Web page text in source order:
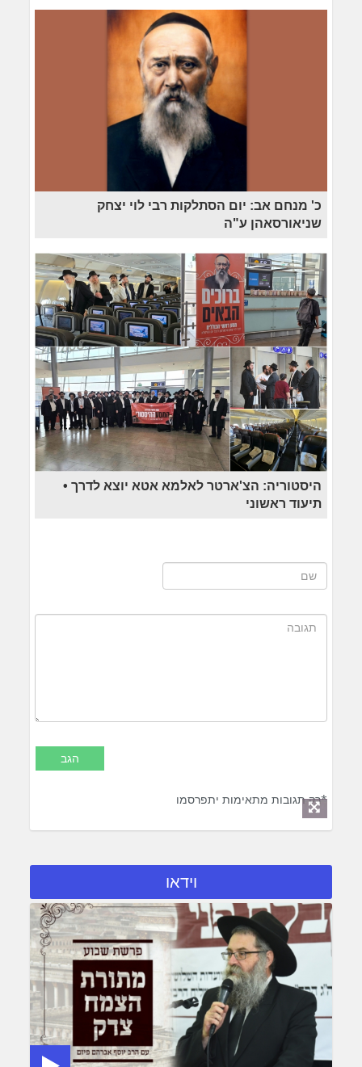
כ' מנחם אב: יום הסתלקות רבי לוי יצחק
שניאורסאהן ע"ה
היסטוריה: הצ'ארטר לאלמא אטא יוצא לדרך •
תיעוד ראשוני
*רק תגובות מתאימות יתפרסמו
וידאו